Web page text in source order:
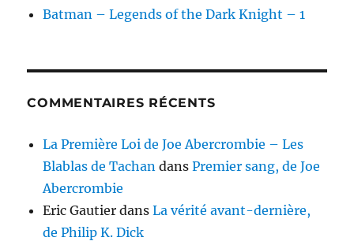
Batman – Legends of the Dark Knight – 1
COMMENTAIRES RÉCENTS
La Première Loi de Joe Abercrombie – Les
Blablas de Tachan dansPremier sang, de Joe
Abercrombie
Eric Gautier dansLa vérité avant-dernière,
de Philip K. Dick